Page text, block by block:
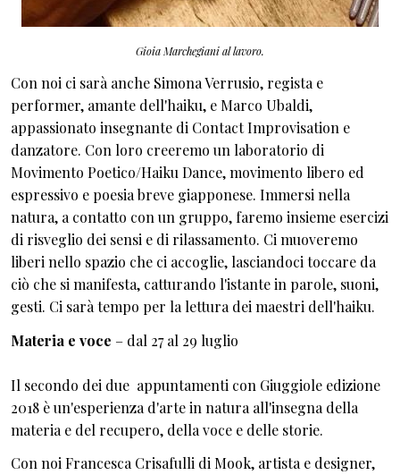
Gioia Marchegiani al lavoro.
Con noi ci sarà anche Simona Verrusio, regista e
performer, amante dell'haiku, e Marco Ubaldi,
appassionato insegnante di Contact Improvisation e
danzatore. Con loro creeremo un laboratorio di
Movimento Poetico/Haiku Dance, movimento libero ed
espressivo e poesia breve giapponese. Immersi nella
natura, a contatto con un gruppo, faremo insieme esercizi
di risveglio dei sensi e di rilassamento. Ci muoveremo
liberi nello spazio che ci accoglie, lasciandoci toccare da
ciò che si manifesta, catturando l'istante in parole, suoni,
gesti. Ci sarà tempo per la lettura dei maestri dell'haiku.
Materia e voce – dal 27 al 29 luglio
Il secondo dei due appuntamenti con Giuggiole edizione
2018 è un'esperienza d'arte in natura all'insegna della
materia e del recupero, della voce e delle storie.
Con noi Francesca Crisafulli di Mook, artista e designer,